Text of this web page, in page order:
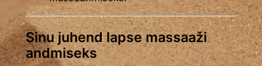
Sinu juhend lapse massaaži
andmiseks